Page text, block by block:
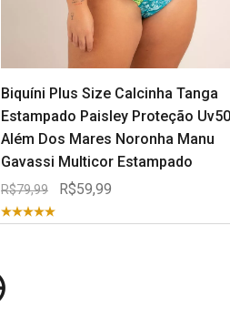
Biquíni Plus Size Calcinha Tanga
Estampado Paisley Proteção
Além Dos Mares Noronha Manu
Gavassi Multicor Estampado
R$79,99 R$59,99